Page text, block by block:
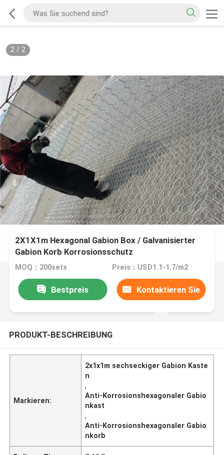
2/ 2
2X1X1m Hexagonal Gabion Box / Galvanisierter
Gabion Korb Korrosionsschutz
MOQ：200sets Preis：USD1.1-1.7/m2
Bestpreis Kontaktieren Sie
uns
PRODUKT-BESCHREIBUNG
Markieren:
2x1x1m sechseckiger Gabion Kaste
n
,
Anti-Korrosionshexagonaler Gabio
nkast
,
Anti-Korrosionshexagonaler Gabio
nkorb